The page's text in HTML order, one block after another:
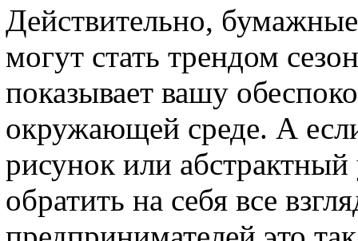
Действительно,
могут стать трендом
показывает вашу
окружающей среде. А
рисунок или
обратить на себя все